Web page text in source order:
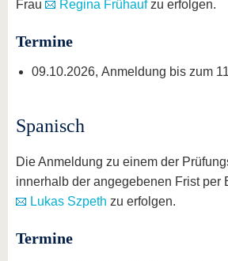
Frau
Regina Frühaufzu erfolgen.
Termine
09.10.2026, Anmeldung bis zum
Spanisch
Die Anmeldung zu einem der
innerhalb der angegebenen Frist per
Lukas Szpeth zu erfolgen.
Termine